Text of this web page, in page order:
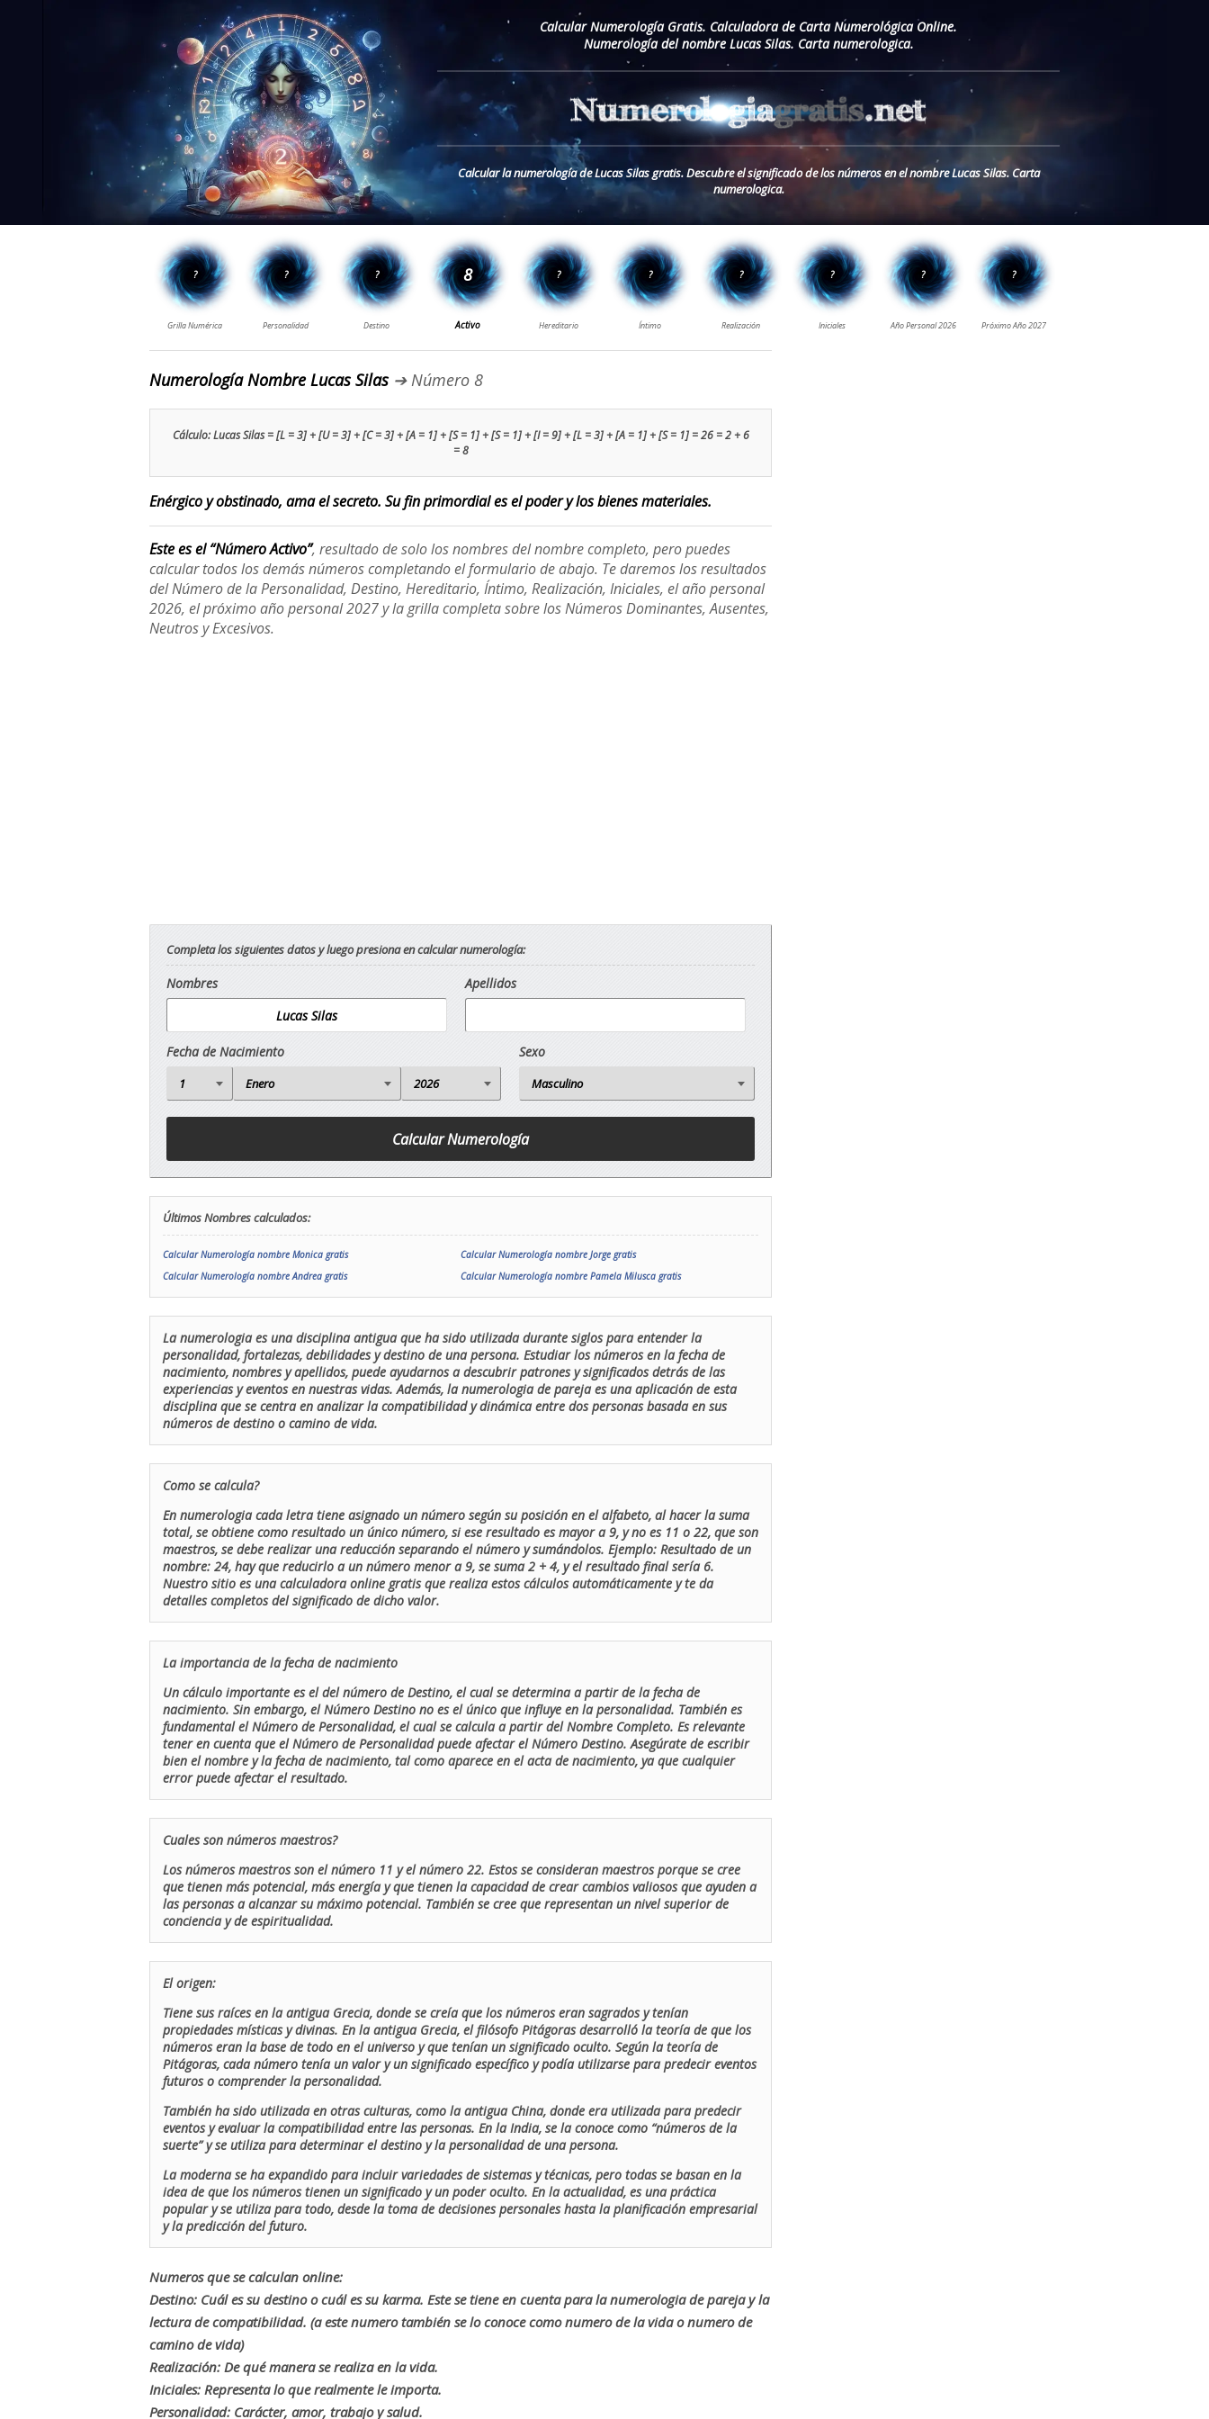
Calcular Numerología Gratis. Calculadora de Carta Numerológica Online.
Numerología del nombre Lucas Silas. Carta numerologica.
Calcular la numerología de Lucas Silas gratis. Descubre el significado de los números en el nombre Lucas Silas. Carta
numerologica.
Numerología Nombre Lucas Silas ➔ Número 8
Cálculo: Lucas Silas = [L = 3] + [U = 3] + [C = 3] + [A = 1] + [S = 1] + [S = 1] + [I = 9] + [L = 3] + [A = 1] + [S = 1] = 26 = 2 + 6
= 8
Enérgico y obstinado, ama el secreto. Su fin primordial es el poder y los bienes materiales.
Este es el “Número Activo”, resultado de solo los nombres del nombre completo, pero puedes
calcular todos los demás números completando el formulario de abajo. Te daremos los resultados
del Número de la Personalidad, Destino, Hereditario, Íntimo, Realización, Iniciales, el año personal
2026, el próximo año personal 2027 y la grilla completa sobre los Números Dominantes, Ausentes,
Neutros y Excesivos.
Completa los siguientes datos y luego presiona en calcular numerología:
Nombres Apellidos
Fecha de Nacimiento Sexo
Últimos Nombres calculados:
Calcular Numerología nombre Monica gratis
Calcular Numerología nombre Jorge gratis
Calcular Numerología nombre Andrea gratis
Calcular Numerología nombre Pamela Milusca gratis
La numerologia es una disciplina antigua que ha sido utilizada durante siglos para entender la
personalidad, fortalezas, debilidades y destino de una persona. Estudiar los números en la fecha de
nacimiento, nombres y apellidos, puede ayudarnos a descubrir patrones y significados detrás de las
experiencias y eventos en nuestras vidas. Además, la numerologia de pareja es una aplicación de esta
disciplina que se centra en analizar la compatibilidad y dinámica entre dos personas basada en sus
números de destino o camino de vida.
Como se calcula?
En numerologia cada letra tiene asignado un número según su posición en el alfabeto, al hacer la suma
total, se obtiene como resultado un único número, si ese resultado es mayor a 9, y no es 11 o 22, que son
maestros, se debe realizar una reducción separando el número y sumándolos. Ejemplo: Resultado de un
nombre: 24, hay que reducirlo a un número menor a 9, se suma 2 + 4, y el resultado final sería 6.
Nuestro sitio es una calculadora online gratis que realiza estos cálculos automáticamente y te da
detalles completos del significado de dicho valor.
La importancia de la fecha de nacimiento
Un cálculo importante es el del número de Destino, el cual se determina a partir de la fecha de
nacimiento. Sin embargo, el Número Destino no es el único que influye en la personalidad. También es
fundamental el Número de Personalidad, el cual se calcula a partir del Nombre Completo. Es relevante
tener en cuenta que el Número de Personalidad puede afectar el Número Destino. Asegúrate de escribir
bien el nombre y la fecha de nacimiento, tal como aparece en el acta de nacimiento, ya que cualquier
error puede afectar el resultado.
Cuales son números maestros?
Los números maestros son el número 11 y el número 22. Estos se consideran maestros porque se cree
que tienen más potencial, más energía y que tienen la capacidad de crear cambios valiosos que ayuden a
las personas a alcanzar su máximo potencial. También se cree que representan un nivel superior de
conciencia y de espiritualidad.
El origen:
Tiene sus raíces en la antigua Grecia, donde se creía que los números eran sagrados y tenían
propiedades místicas y divinas. En la antigua Grecia, el filósofo Pitágoras desarrolló la teoría de que los
números eran la base de todo en el universo y que tenían un significado oculto. Según la teoría de
Pitágoras, cada número tenía un valor y un significado específico y podía utilizarse para predecir eventos
futuros o comprender la personalidad.
También ha sido utilizada en otras culturas, como la antigua China, donde era utilizada para predecir
eventos y evaluar la compatibilidad entre las personas. En la India, se la conoce como “números de la
suerte” y se utiliza para determinar el destino y la personalidad de una persona.
La moderna se ha expandido para incluir variedades de sistemas y técnicas, pero todas se basan en la
idea de que los números tienen un significado y un poder oculto. En la actualidad, es una práctica
popular y se utiliza para todo, desde la toma de decisiones personales hasta la planificación empresarial
y la predicción del futuro.
Numeros que se calculan online:
Destino: Cuál es su destino o cuál es su karma. Este se tiene en cuenta para la numerologia de pareja y la
lectura de compatibilidad. (a este numero también se lo conoce como numero de la vida o numero de
camino de vida)
Realización: De qué manera se realiza en la vida.
Iniciales: Representa lo que realmente le importa.
Personalidad: Carácter, amor, trabajo y salud.